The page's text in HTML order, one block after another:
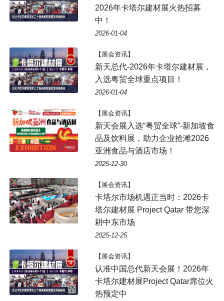
2026年卡塔尔建材展火热招募
中！
2026-01-04
【展会资讯】
新天总代-2026年卡塔尔建材展，
入选粤贸全球重点项目！
2026-01-04
【展会资讯】
新天会展入选“粤贸全球”-新加坡食
品及饮料展，助力企业抢滩2026
亚洲食品与酒店市场！
2025-12-30
【展会资讯】
卡塔尔市场机遇正当时：2026卡
塔尔建材展 Project Qatar 带您深
耕中东市场
2025-12-25
【展会资讯】
认准中国总代新天会展！2026年
卡塔尔建材展Project Qatar席位火
热预定中